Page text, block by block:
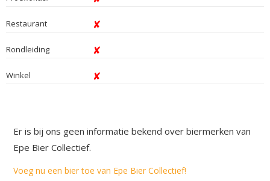
Restaurant
Rondleiding
Winkel
Er is bij ons geen informatie bekend over biermerken van
Epe Bier Collectief.
Voeg nu een bier toe van Epe Bier Collectief!